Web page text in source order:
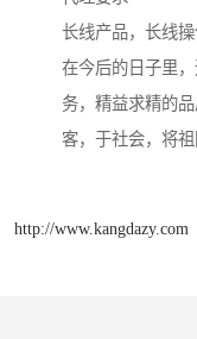
长线产品，长线操
在今后的日子里
务，精益求精的
客，于社会，将祖
http://www.kangdazy.com